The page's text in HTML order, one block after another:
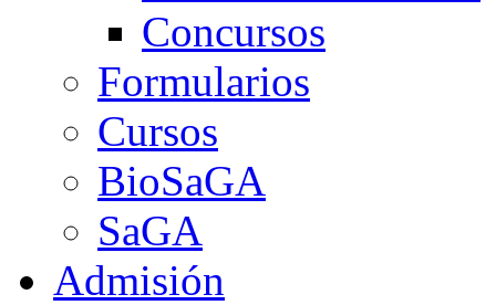
Concursos
Formularios
Cursos
BioSaGA
SaGA
Admisión